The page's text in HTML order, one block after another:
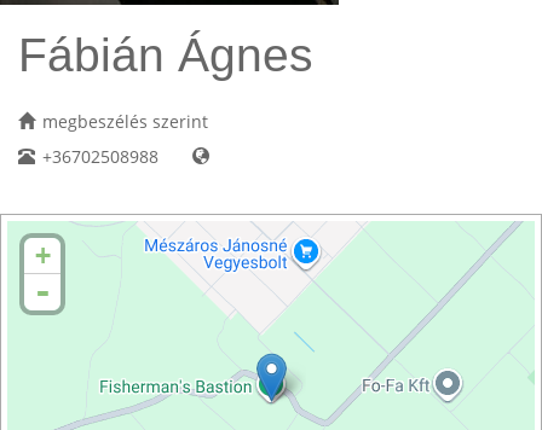
Fábián Ágnes
megbeszélés szerint
+36702508988
+
-